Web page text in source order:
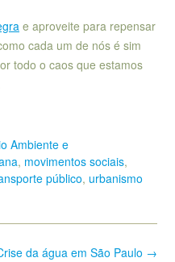
e aproveite para repensar
cada um de nós é sim
todo o caos que estamos
Ambiente e
, movimentos sociais,
público, urbanismo
da água em São Paulo →